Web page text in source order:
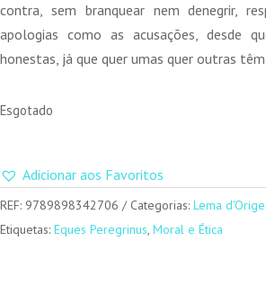
contra, sem branquear nem denegrir,
apologias como as acusações, desde
honestas, já que quer umas quer outras
Esgotado
Adicionar aos Favoritos
REF: 9789898342706 Categorias: Lema
Etiquetas: Eques Peregrinus, Moral e Ética